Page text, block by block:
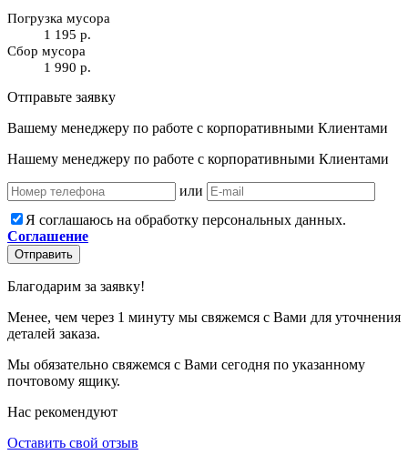
Погрузка мусора
1 195 р.
Сбор мусора
1 990 р.
Отправьте заявку
Вашему менеджеру по работе с корпоративными Клиентами
Нашему менеджеру по работе с корпоративными Клиентами
или
Я соглашаюсь на обработку персональных данных.
Соглашение
Отправить
Благодарим за заявку!
Менее, чем через 1 минуту мы свяжемся с Вами для уточнения
деталей заказа.
Мы обязательно свяжемся с Вами сегодня по указанному
почтовому ящику.
Нас рекомендуют
Оставить свой отзыв